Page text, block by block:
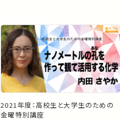
2021年度：高校生と大学生のための
金曜特別講座